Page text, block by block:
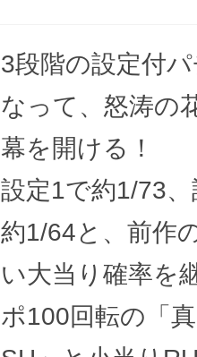
3段階の設定付
なって、怒涛の
幕を開ける！
設定1で約1/73
約1/64と、前作
い大当り確率を
ポ100回転の「